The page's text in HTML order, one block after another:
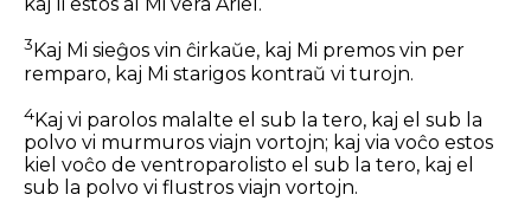
kaj li estos al Mi vera Ariel.
3 Kaj Mi sieĝos vin ĉirkaŭe, kaj Mi premos vin per
remparo, kaj Mi starigos kontraŭ vi turojn.
4Kaj vi parolos malalte el sub la tero, kaj el sub la
polvo vi murmuros viajn vortojn; kaj via voĉo estos
kiel voĉo de ventroparolisto el sub la tero, kaj el
sub la polvo vi flustros viajn vortojn.